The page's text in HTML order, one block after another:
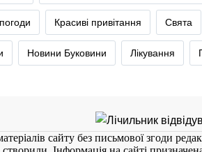
Красиві привітання Свята
Новини Буковини Лікування
сайту без письмової згоди